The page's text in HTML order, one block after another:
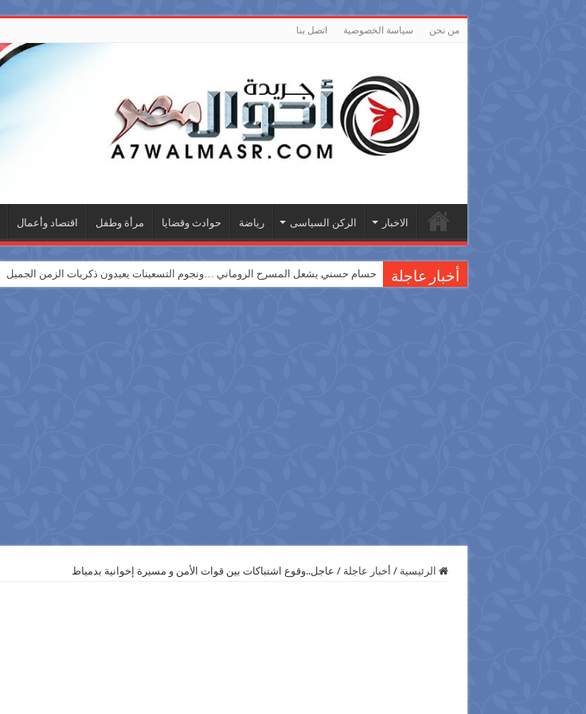
من نحن سياسة الخصوصية اتصل بنا
الاخبار الركن السياسى رياضة حوادث وقضايا مرأة وطفل اقتصاد وأعمال
أخبار عاجلة حسام حسني يشعل المسرح الروماني …ونجوم التسعينات يعيدون ذكريات الزمن الجميل
الرئيسية / أخبار عاجلة / عاجل..وقوع اشتباكات بين قوات الأمن و مسيرة إخوانية بدمياط